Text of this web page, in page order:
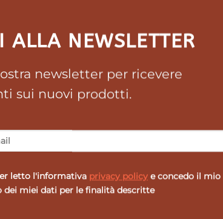
ALLA NEWSLETTER
newsletter per ricevere
sui nuovi prodotti.
letto l'informativa privacy policy e concedo il mio
dei miei dati per le finalità descritte
%VNR%per
120 mg
sensi del Reg.(UE) n.1169/2011
a digiuno, nellaprima parte della